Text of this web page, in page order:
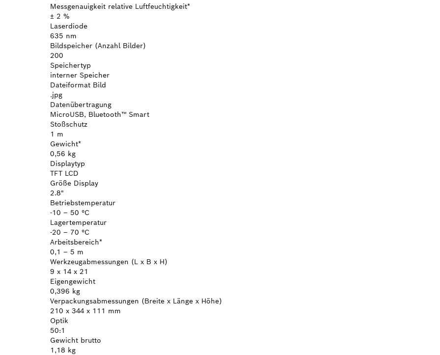
Messgenauigkeit relative Luftfeuchtigkeit*
± 2 %
Laserdiode
635 nm
Bildspeicher (Anzahl Bilder)
200
Speichertyp
interner Speicher
Dateiformat Bild
.jpg
Datenübertragung
MicroUSB, Bluetooth™ Smart
Stoßschutz
1 m
Gewicht*
0,56 kg
Displaytyp
TFT LCD
Größe Display
2.8"
Betriebstemperatur
-10 – 50 °C
Lagertemperatur
-20 – 70 °C
Arbeitsbereich*
0,1 – 5 m
Werkzeugabmessungen (L x B x H)
9 x 14 x 21
Eigengewicht
0,396 kg
Verpackungsabmessungen (Breite x Länge x Höhe)
210 x 344 x 111 mm
Optik
50:1
Gewicht brutto
1,18 kg